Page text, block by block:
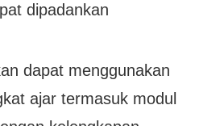
dipadankan
dapat menggunakan
ajar termasuk modul